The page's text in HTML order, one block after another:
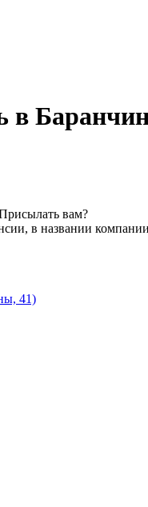
в
вам?
в названии
41)